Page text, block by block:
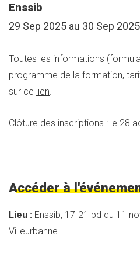
Enssib
29 Sep 2025 au 30 Sep
Toutes les informations
programme de la formation,
sur ce lien
Clôture des inscriptions : le 28
Accéder à
Lieu : Enssib, 17-21 bd du 11
Villeurbanne